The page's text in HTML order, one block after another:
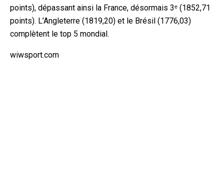
points), dépassant ainsi la France, désormais 3ᵉ (1852,71
points). L’Angleterre (1819,20) et le Brésil (1776,03)
complètent le top 5 mondial.
wiwsport.com